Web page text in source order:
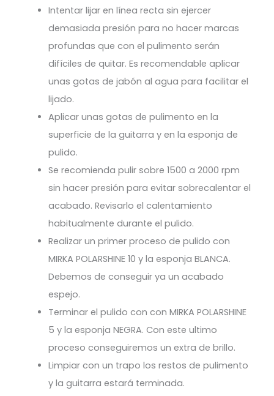
Intentar lijar en línea recta sin ejercer
demasiada presión para no hacer marcas
profundas que con el pulimento serán
difíciles de quitar. Es recomendable aplicar
unas gotas de jabón al agua para facilitar el
lijado.
Aplicar unas gotas de pulimento en la
superficie de la guitarra y en la esponja de
pulido.
Se recomienda pulir sobre 1500 a 2000 rpm
sin hacer presión para evitar sobrecalentar el
acabado. Revisarlo el calentamiento
habitualmente durante el pulido.
Realizar un primer proceso de pulido con
MIRKA POLARSHINE 10 y la esponja BLANCA.
Debemos de conseguir ya un acabado
espejo.
Terminar el pulido con con MIRKA POLARSHINE
5 y la esponja NEGRA. Con este ultimo
proceso conseguiremos un extra de brillo.
Limpiar con un trapo los restos de pulimento
y la guitarra estará terminada.